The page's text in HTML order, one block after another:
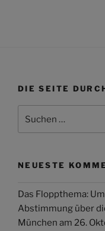
DIE SEITE
nach:
NEUESTE
Das Floppthema:
Abstimmung über
München am 26.